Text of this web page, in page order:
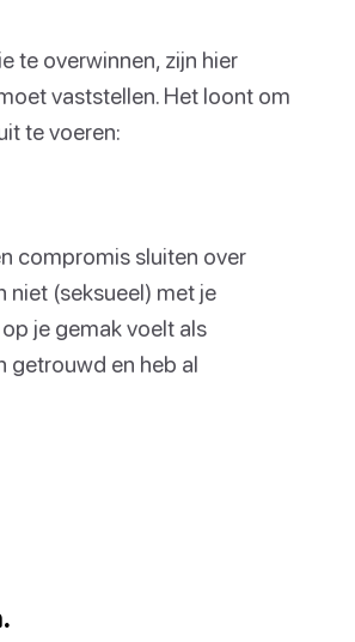
te overwinnen, zijn hier
vaststellen. Het loont om
te voeren:
compromis sluiten over
niet (seksueel) met je
je gemak voelt als
getrouwd en heb al